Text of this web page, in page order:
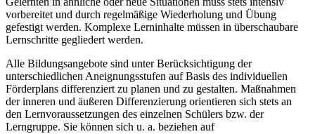
vorbereitet und durch regelmäßige Wiederholung und Übung
gefestigt werden. Komplexe Lerninhalte müssen in überschaubare
Lernschritte gegliedert werden.
Alle Bildungsangebote sind unter Berücksichtigung der
unterschiedlichen Aneignungsstufen auf Basis des individuellen
Förderplans differenziert zu planen und zu gestalten. Maßnahmen
der inneren und äußeren Differenzierung orientieren sich stets an
den Lernvoraussetzungen des einzelnen Schülers bzw. der
Lerngruppe. Sie können sich u. a. beziehen auf